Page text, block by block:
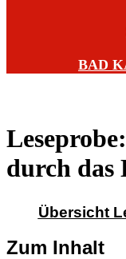
BAD
durch das
Übersicht
Zum Inhalt